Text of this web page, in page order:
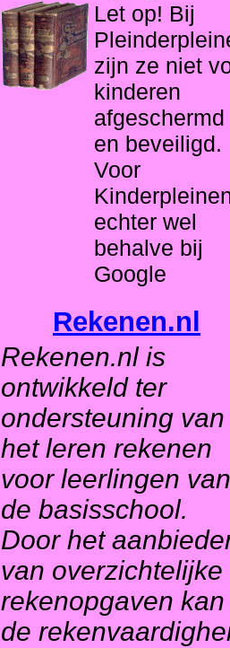
Let op! Bij
zijn ze niet
kinderen
afgeschermd
en beveiligd.
Voor
echter wel
behalve bij
Google
Rekenen.nl
Rekenen.nl is
ontwikkeld ter
ondersteuning van
het leren rekenen
voor leerlingen van
de basisschool.
Door het
van overzichtelijke
rekenopgaven kan
de